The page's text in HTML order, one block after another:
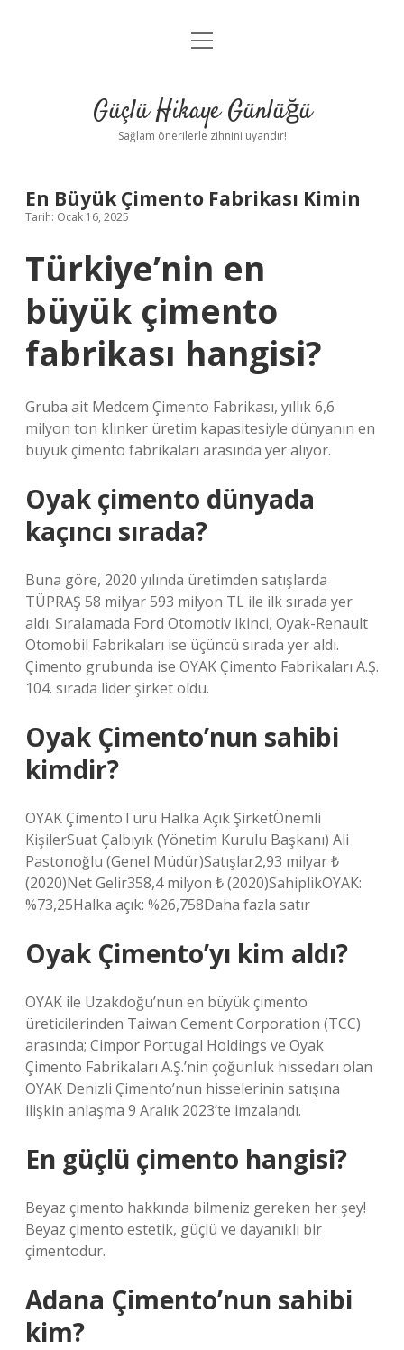
Anasayfa
Yasal Uyarı
menüyü
Güçlü Hikaye Günlüğü
Sağlam önerilerle zihnini uyandır!
En Büyük Çimento Fabrikası Kimin
Tarih: Ocak 16, 2025
Türkiye’nin en
büyük çimento
fabrikası hangisi?
Gruba ait Medcem Çimento Fabrikası, yıllık 6,6
milyon ton klinker üretim kapasitesiyle dünyanın en
büyük çimento fabrikaları arasında yer alıyor.
Oyak çimento dünyada
kaçıncı sırada?
Buna göre, 2020 yılında üretimden satışlarda
TÜPRAŞ 58 milyar 593 milyon TL ile ilk sırada yer
aldı. Sıralamada Ford Otomotiv ikinci, Oyak-Renault
Otomobil Fabrikaları ise üçüncü sırada yer aldı.
Çimento grubunda ise OYAK Çimento Fabrikaları A.Ş.
104. sırada lider şirket oldu.
Oyak Çimento’nun sahibi
kimdir?
OYAK ÇimentoTürü Halka Açık ŞirketÖnemli
KişilerSuat Çalbıyık (Yönetim Kurulu Başkanı) Ali
Pastonoğlu (Genel Müdür)Satışlar2,93 milyar ₺
(2020)Net Gelir358,4 milyon ₺ (2020)SahiplikOYAK:
%73,25Halka açık: %26,758Daha fazla satır
Oyak Çimento’yı kim aldı?
OYAK ile Uzakdoğu’nun en büyük çimento
üreticilerinden Taiwan Cement Corporation (TCC)
arasında; Cimpor Portugal Holdings ve Oyak
Çimento Fabrikaları A.Ş.’nin çoğunluk hissedarı olan
OYAK Denizli Çimento’nun hisselerinin satışına
ilişkin anlaşma 9 Aralık 2023’te imzalandı.
En güçlü çimento hangisi?
Beyaz çimento hakkında bilmeniz gereken her şey!
Beyaz çimento estetik, güçlü ve dayanıklı bir
çimentodur.
Adana Çimento’nun sahibi
kim?